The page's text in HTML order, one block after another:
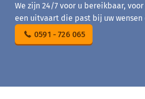
We zijn 24/7 voor u bereikbaar,
een uitvaart die past bij uw wensen
0591 - 726 065